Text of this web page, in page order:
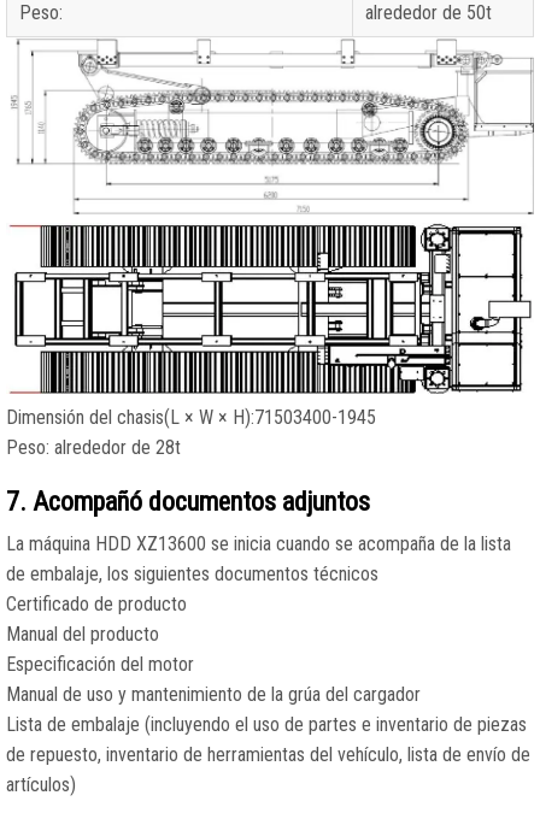
Peso: alrededor de 50t
Dimensión del chasis(L × W × H):71503400-1945
Peso: alrededor de 28t
7. Acompañó documentos adjuntos
La máquina HDD XZ13600 se inicia cuando se acompaña de la lista
de embalaje, los siguientes documentos técnicos
Certificado de producto
Manual del producto
Especificación del motor
Manual de uso y mantenimiento de la grúa del cargador
Lista de embalaje (incluyendo el uso de partes e inventario de piezas
de repuesto, inventario de herramientas del vehículo, lista de envío de
artículos)